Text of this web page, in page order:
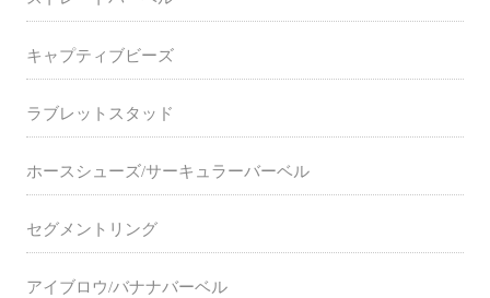
キャプティブビーズ
ラブレットスタッド
ホースシューズ/サーキュラーバーベル
セグメントリング
アイブロウ/バナナバーベル